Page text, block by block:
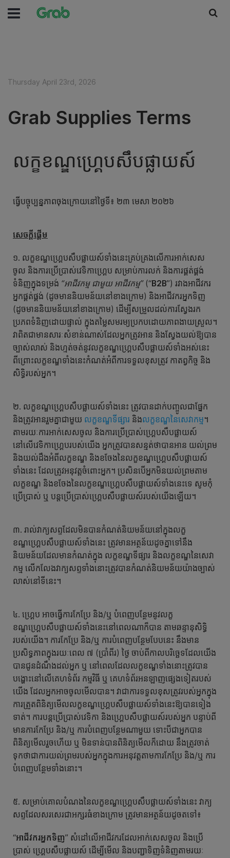
Thursday April 23rd, 2026
Grab Supplies Terms
លក្ខខណ្ឌហ្គ្រេបសឹបផ្លាយស៍
ធ្វើបច្ចុប្បន្នភាពចុងក្រោយនៅថ្ងៃទី៖ ២៣ មេសា ២០២៦
សេចក្តីផ្ដើម
១. លក្ខខណ្ឌហ្គ្រេបសឹបផ្លាយស៍ទាំងនេះគ្រប់គ្រងលើការអាក់សេស
ចូល និងការប្រើប្រាស់វេទិកាហ្គ្រេប សម្រាប់ការលក់ និងការផ្គត់ផ្គង់
ទំនិញក្នុងទម្រង់ “អាជីវកម្ម ជាមួយ អាជីវកម្ម”(“B2B”) រវាងអាជីវករ
អ្នកផ្គត់ផ្គង់ (ដូចមាននិយមន័យនៅខាងក្រោម) និងអាជីវករអ្នកទិញ
(ដូចមាននិយមន័យនៅខាងក្រោម) ដើម្បីសម្រួលដល់ការស្វែងរក
ប្រភពទំនិញដោយផ្ទាល់ ក្នុងតម្លៃសមរម្យប្រកបដោយភាពងាយស្រួល។
វាពិតជាមានសារៈសំខាន់ណាស់ដែលអ្នកត្រូវអាន និងស្វែងយល់ឱ្យបាន
ច្បាស់លាស់ និងហ្មត់ចត់នូវលក្ខខណ្ឌហ្គ្រេបសឹបផ្លាយស៍ទាំងអស់នេះ
ពីព្រោះលក្ខខណ្ឌទាំងនេះកំណត់អំពីការទទួលខុសត្រូវ កាតព្វកិច្ច និង
សិទ្ធិរបស់អ្នក។
២. លក្ខខណ្ឌហ្គ្រេបសឹបផ្លាយស៍ទាំងនេះ ត្រូវបានដាក់បញ្ចូលជាផ្នែក
និងត្រូវអានរួមគ្នាជាមួយ លក្ខខណ្ឌទីផ្សារ និងលក្ខខណ្ឌនៃសេវាកម្ម។
តាមរយៈការអាក់សេសចូល និងការប្រើប្រាស់ហ្គ្រេបសឹបផ្លាយស៍
នៅលើវេទិកាហ្គ្រេបរបស់យើង អ្នកត្រូវបានសន្មត់ថាបានអាន យល់ព្រម
និងយល់ដឹងអំពីលក្ខខណ្ឌ និងខចែងនៃលក្ខខណ្ឌហ្គ្រេបសឹបផ្លាយស៍
ទាំងនេះ ដែលត្រូវអនុវត្តចំពោះអ្នក។ ប្រសិនបើអ្នកមិនយល់ព្រមតាម
លក្ខខណ្ឌ និងខចែងនៃលក្ខខណ្ឌហ្គ្រេបសឹបផ្លាយស៍ទាំងនេះទេ សូមកុំ
ប្រើប្រាស់ ឬ បន្តប្រើប្រាស់ហ្គ្រេបសឹបផ្លាយស៍របស់យើងឡើយ។
៣. រាល់វាក្យសព្ទដែលមិនបានកំណត់និយមន័យនៅក្នុងលក្ខ
ខណ្ឌហ្គ្រេបសឹបផ្លាយស៍ទាំងនេះ ត្រូវមានអត្ថន័យដូចគ្នាទៅនឹង
និយមន័យដែលមានកំណត់ក្នុង លក្ខខណ្ឌទីផ្សារ និងលក្ខខណ្ឌនៃសេវា
កម្ម លើកលែងវាក្យសព្ទទាំងនោះត្រូវបានកំណត់និយមន័យយ៉ាងច្បាស់
លាស់នៅទីនេះ។
៤. ហ្គ្រេប អាចធ្វើការកែប្រែ និង/ឬ បំពេញបន្ថែមនូវលក្ខ
ខណ្ឌហ្គ្រេបសឹបផ្លាយស៍ទាំងនេះនៅពេលណាក៏បាន តាមឆន្ទានុសិទ្ធិ
របស់យើង។ ការកែប្រែ និង/ឬ ការបំពេញបន្ថែមបែបនេះ នឹងមាន
ប្រសិទ្ធភាពក្នុងរយៈពេល ៧ (ប្រាំពីរ) ថ្ងៃ ចាប់ពីកាលបរិច្ឆេទដែលយើង
បានជូនដំណឹងដល់អ្នក ឬ នៅពេលដែលលក្ខខណ្ឌទាំងនោះត្រូវបាន
បង្ហោះនៅលើគេហទំព័រ កម្មវិធី ឬ គេហទំព័រអនឡាញផ្សេងទៀតរបស់
យើង ដែលអ្នកអាចចូលមើលបាន។ វាជាការទទួលខុសត្រូវរបស់អ្នកក្នុង
ការត្រួតពិនិត្យមើលលក្ខខណ្ឌហ្គ្រេបសឹបផ្លាយស៍ទាំងនេះឱ្យបានទៀង
ទាត់។ ការបន្តប្រើប្រាស់វេទិកា និងហ្គ្រេបសឹបផ្លាយស៍របស់អ្នក បន្ទាប់ពី
មានការកែប្រែ និង/ឬ ការបំពេញបន្ថែមណាមួយ ទោះបីជាអ្នកបាន
ពិនិត្យមើលរួចហើយ ឬ មិនទាន់បានពិនិត្យមើលក៏ដោយ នឹងត្រូវចាត់
ទុកថាជាការយល់ព្រមរបស់អ្នកក្នុងការអនុវត្តតាមការកែប្រែ និង/ឬ ការ
បំពេញបន្ថែមទាំងនោះ។
៥. សម្រាប់គោលបំណងនៃលក្ខខណ្ឌហ្គ្រេបសឹបផ្លាយស៍ទាំងនេះ វាក្យ
សព្ទដែលសរសេរជាអក្សរធំខាងក្រោម ត្រូវមានអត្ថន័យដូចតទៅ៖
“អាជីវករអ្នកទិញ” សំដៅលើអាជីវករដែលអាក់សេសចូល និងប្រើ
ប្រាស់ ហ្គ្រេបសឹបផ្លាយស៍ ដើម្បីមើល និងបញ្ជាទិញទំនិញតាមរយៈ